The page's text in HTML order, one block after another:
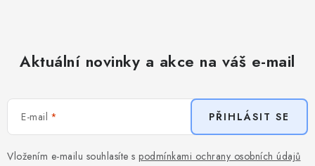
Aktuální novinky a akce na váš e-mail
E-mail
Vložením e-mailu souhlasíte s podmínkami ochrany osobních údajů
PŘIHLÁSIT SE